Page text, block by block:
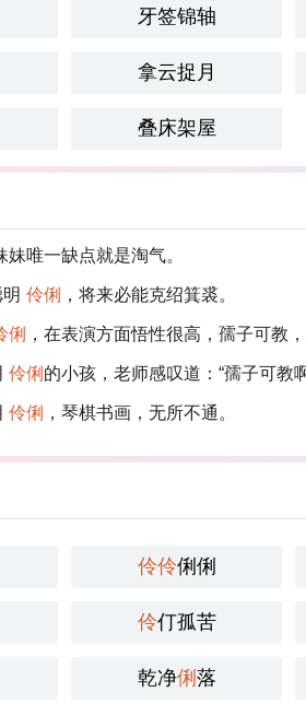
牙签锦轴
拿云捉月
叠床架屋
妹唯一缺点就是淘气。
伶俐 ，将来必能克绍箕裘。
俐 ，在表演方面悟性很高，孺子可教
伶俐 的小孩，老师感叹道：“孺子可教啊
伶俐 ，琴棋书画，无所不通。
伶伶俐俐
伶仃孤苦
乾净俐 落